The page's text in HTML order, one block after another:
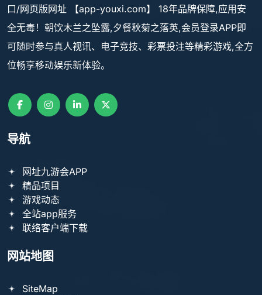
口/网页版网址 【app-youxi.com】 18年品牌保障,应用安
全无毒！朝饮木兰之坠露,夕餐秋菊之落英,会员登录APP即
可随时参与真人视讯、电子竞技、彩票投注等精彩游戏,全方
位畅享移动娱乐新体验。
导航
网址九游会APP
精品项目
游戏动态
全站app服务
联络客户端下载
网站地图
SiteMap